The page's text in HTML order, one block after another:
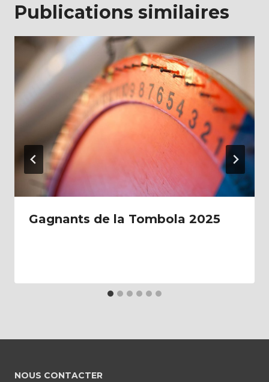
Publications similaires
Gagnants de la Tombola 2025
NOUS CONTACTER